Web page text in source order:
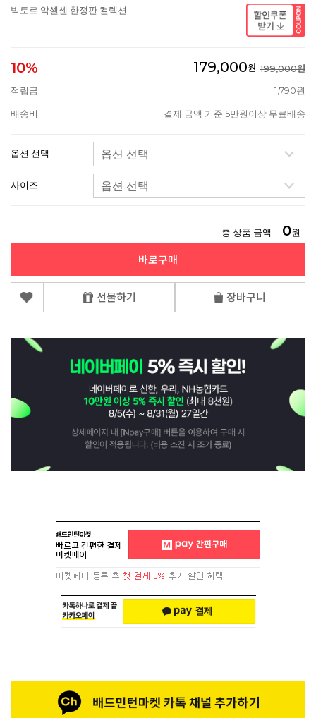
빅토르 악셀센 한정판 컬렉션
10% 179,000원 199,000원
적립금
1,790원
배송비 결제 금액 기준 5만원이상 무료배송
옵션 선택
사이즈
총 상품 금액 0원
바로구매
선물하기 장바구니